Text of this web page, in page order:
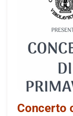
Concerto